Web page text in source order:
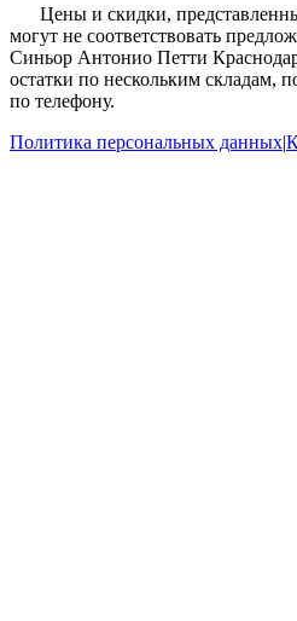
Цены и скидки,
могут не соответствовать
Синьор Антонио Петти
остатки по нескольким складам,
по телефону.
Политика персональных данных|